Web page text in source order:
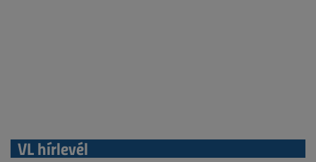
VL hírlevél